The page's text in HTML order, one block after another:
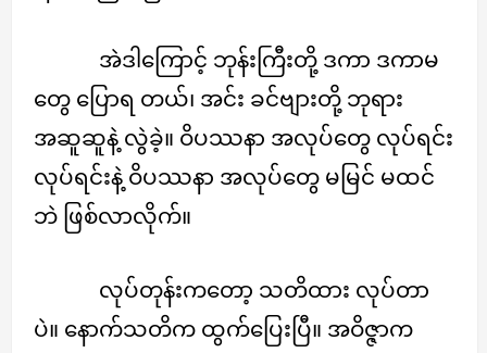
အဲဒါကြောင့် ဘုန်းကြီးတို့ ဒကာ ဒကာမ
တွေ ပြောရ တယ်၊ အင်း ခင်ဗျားတို့ ဘုရား
အဆူဆူနဲ့ လွဲခဲ့။ ဝိပဿနာ အလုပ်တွေ လုပ်ရင်း
လုပ်ရင်းနဲ့ ဝိပဿနာ အလုပ်တွေ မမြင် မထင်
ဘဲ ဖြစ်လာလိုက်။
လုပ်တုန်းကတော့ သတိထား လုပ်တာ
ပဲ။ နောက်သတိက ထွက်ပြေးပြီ။ အဝိဇ္ဇာက